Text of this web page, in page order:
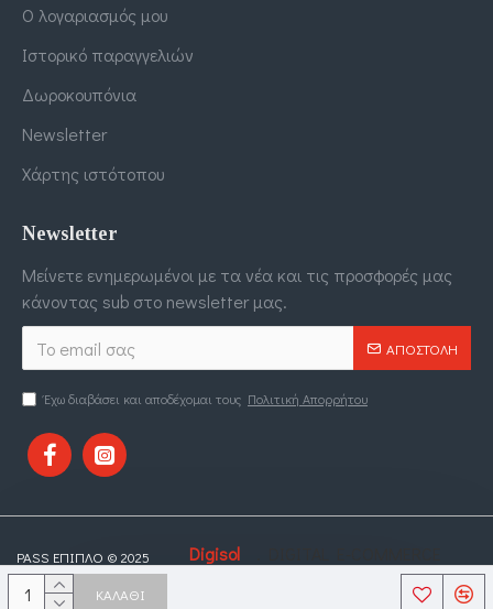
ΚΑΛΆΘΙ
Ο λογαριασμός μου
Ιστορικό παραγγελιών
Δωροκουπόνια
Newsletter
Χάρτης ιστότοπου
Newsletter
Μείνετε ενημερωμένοι με τα νέα και τις προσφορές μας
κάνοντας sub στο newsletter μας.
ΑΠΟΣΤΟΛΉ
Έχω διαβάσει και αποδέχομαι τους Πολιτική Απορρήτου
PASS ΕΠΙΠΛΟ © 2025
DESIGNED BY
Digisol